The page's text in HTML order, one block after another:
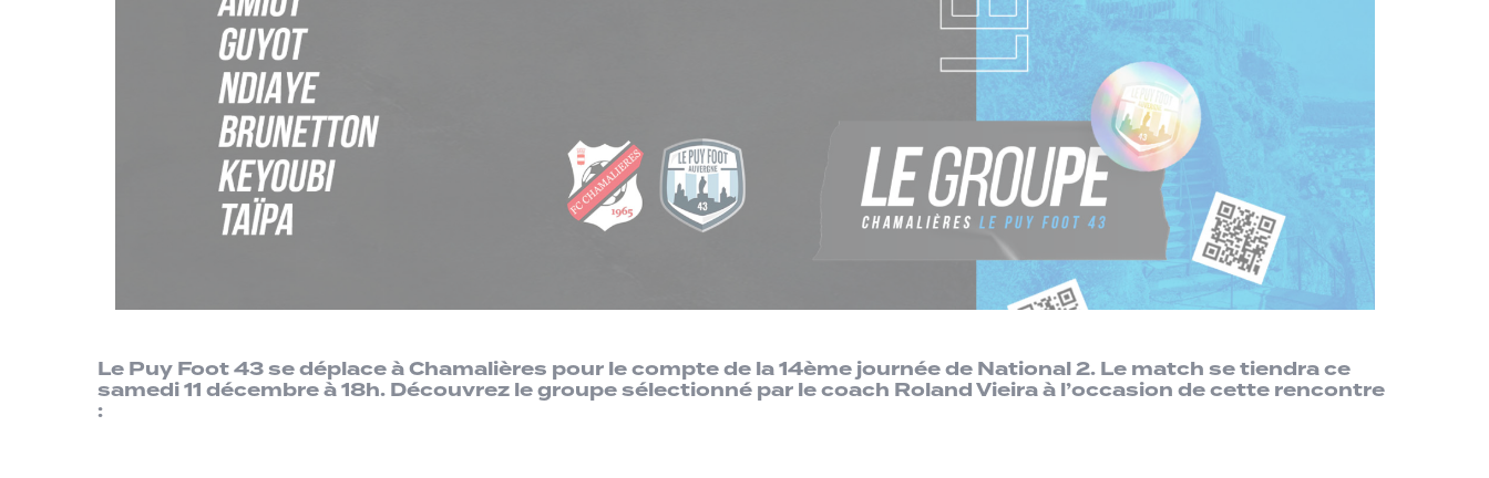
Le Puy Foot 43 se déplace à Chamalières pour le compte de la 14ème journée de National 2. Le match se tiendra ce
samedi 11 décembre à 18h. Découvrez le groupe sélectionné par le coach Roland Vieira à l’occasion de cette rencontre
: